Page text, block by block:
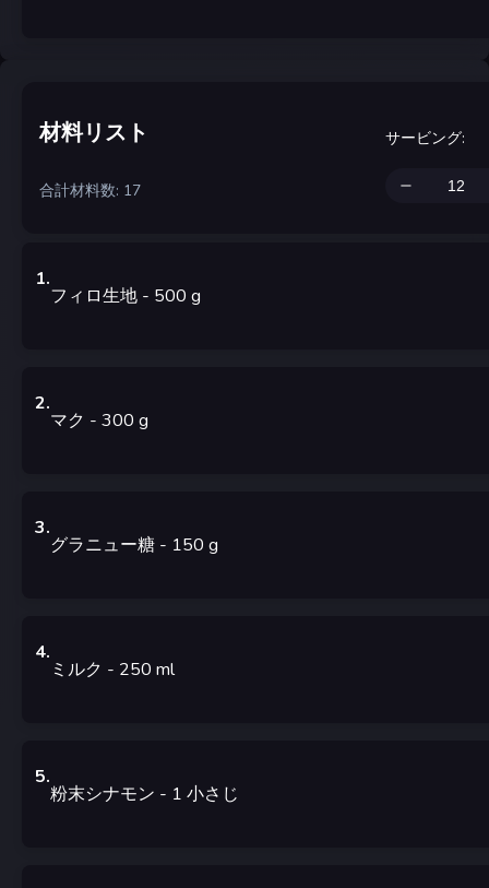
材料リスト
合計材料数: 17
サービング:
1.
フィロ生地 - 500 g
2.
マク - 300 g
3.
グラニュー糖 - 150 g
4.
ミルク - 250 ml
5.
粉末シナモン - 1 小さじ